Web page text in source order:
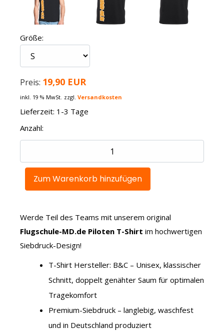
Größe:
Preis: 19,90 EUR
inkl. 19 % MwSt. zzgl. Versandkosten
Lieferzeit: 1-3 Tage
Anzahl:
Werde Teil des Teams mit unserem original
Flugschule-MD.de Piloten T-Shirt im hochwertigen
Siebdruck-Design!
T-Shirt Hersteller: B&C – Unisex, klassischer
Schnitt, doppelt genähter Saum für optimalen
Tragekomfort
Premium-Siebdruck – langlebig, waschfest
und in Deutschland produziert